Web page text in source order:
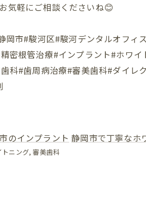
気軽にご相談くださいね😊
岡市#駿河区#駿河デンタルオフィス
密根管治療#インプラント#ホワイ
科#歯周病治療#審美歯科#ダイレ
のインプラント 静岡市で丁寧なホ
トニング 審美歯科